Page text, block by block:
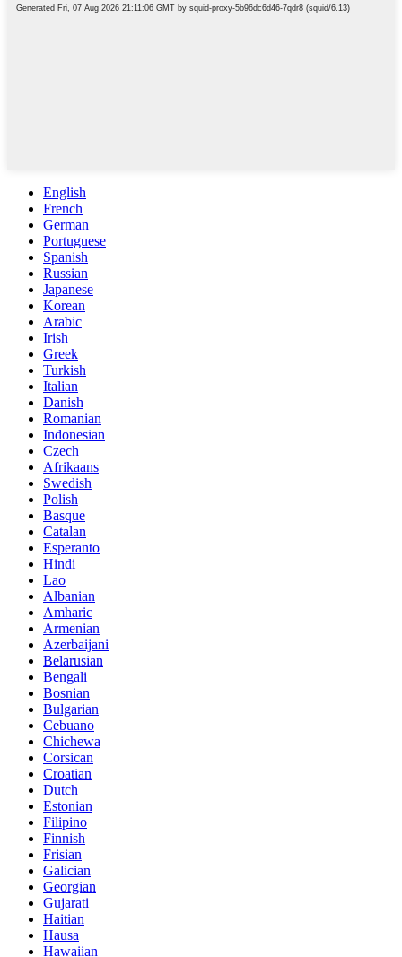
English
French
German
Portuguese
Spanish
Russian
Japanese
Korean
Arabic
Irish
Greek
Turkish
Italian
Danish
Romanian
Indonesian
Czech
Afrikaans
Swedish
Polish
Basque
Catalan
Esperanto
Hindi
Lao
Albanian
Amharic
Armenian
Azerbaijani
Belarusian
Bengali
Bosnian
Bulgarian
Cebuano
Chichewa
Corsican
Croatian
Dutch
Estonian
Filipino
Finnish
Frisian
Galician
Georgian
Gujarati
Haitian
Hausa
Hawaiian